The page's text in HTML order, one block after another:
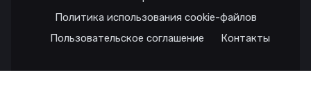
Политика использования cookie-файлов
Пользовательское соглашение
Контакты